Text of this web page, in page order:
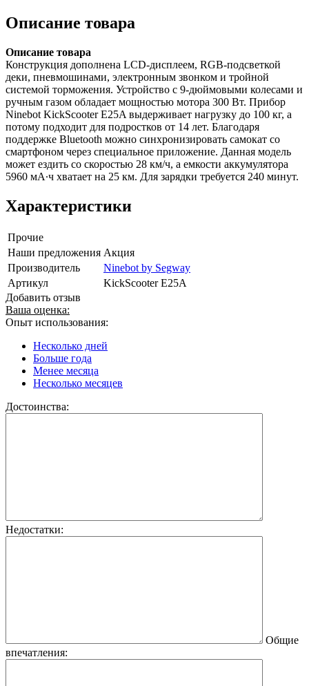
Описание товара
Описание товара
Конструкция дополнена LCD-дисплеем, RGB-подсветкой
деки, пневмошинами, электронным звонком и тройной
системой торможения. Устройство с 9-дюймовыми колесами и
ручным газом обладает мощностью мотора 300 Вт. Прибор
Ninebot KickScooter E25A выдерживает нагрузку до 100 кг, а
потому подходит для подростков от 14 лет. Благодаря
поддержке Bluetooth можно синхронизировать самокат со
смартфоном через специальное приложение. Данная модель
может ездить со скоростью 28 км/ч, а емкости аккумулятора
5960 мА∙ч хватает на 25 км. Для зарядки требуется 240 минут.
Характеристики
Прочие
Наши предложения Акция
Производитель
Ninebot by Segway
Артикул
KickScooter E25A
Добавить отзыв
Ваша оценка:
Опыт использования:
Несколько дней
Больше года
Менее месяца
Несколько месяцев
Достоинства:
Недостатки:
Общие
впечатления: